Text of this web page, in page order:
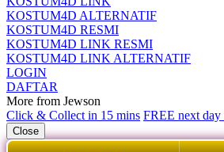
KOSTUM4D ALTERNATIF
KOSTUM4D RESMI
KOSTUM4D LINK RESMI
KOSTUM4D LINK ALTERNATIF
LOGIN
DAFTAR
More from Jewson
Click & Collect in 15 mins FREE next
Close